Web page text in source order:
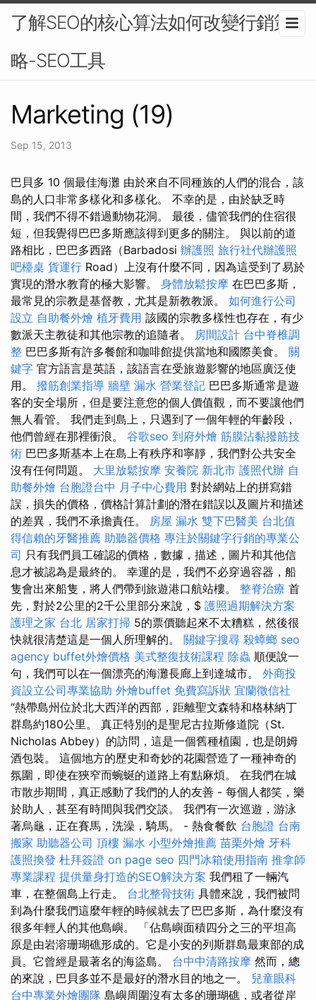
了解SEO的核心算法如何改變行銷策
略-SEO工具
Marketing (19)
Sep 15, 2013
巴貝多 10 個最佳海灘 由於來自不同種族的人們的混合，該
島的人口非常多樣化和多樣化。 不幸的是，由於缺乏時
間，我們不得不錯過動物花洞。 最後，儘管我們的住宿很
短，但我覺得巴巴多斯應該得到更多的關注。 與以前的道
路相比，巴巴多西路（Barbadosi 辦護照 旅行社代辦護照
吧檯桌 貨運行 Road）上沒有什麼不同，因為這受到了易於
實現的潛水教育的極大影響。 身體放鬆按摩 在巴巴多斯，
最常見的宗教是基督教，尤其是新教教派。 如何進行公司
設立 自助餐外燴 植牙費用 該國的宗教多樣性也存在，有少
數派天主教徒和其他宗教的追隨者。 房間設計 台中脊椎調
整 巴巴多斯有許多餐館和咖啡館提供當地和國際美食。 關
鍵字 官方語言是英語，該語言在受旅遊影響的地區廣泛使
用。 撥筋創業指導 牆壁 漏水 營業登記 巴巴多斯通常是遊
客的安全場所，但是要注意您的個人價值觀，而不要讓他們
無人看管。 我們走到島上，只遇到了一個年輕的年齡段，
他們曾經在那裡衝浪。 谷歌seo 到府外燴 筋膜沾黏撥筋技
術 巴巴多斯基本上在島上有秩序和寧靜，我們對公共安全
沒有任何問題。 大里放鬆按摩 安養院 新北市 護照代辦 自
助餐外燴 台胞證台中 月子中心費用 對於網站上的拼寫錯
誤，損失的價格，價格計算計劃的潛在錯誤以及圖片和描述
的差異，我們不承擔責任。 房屋 漏水 雙下巴醫美 台北值
得信賴的牙醫推薦 助聽器價格 專注於關鍵字行銷的專業公
司 只有我們員工確認的價格，數據，描述，圖片和其他信
息才被認為是最終的。 幸運的是，我們不必穿過容器，船
隻會出來船隻，將人們帶到旅遊港口航站樓。 整脊治療 首
先，對於2公里的2千公里部分來說，$ 護照過期解決方案
護理之家 台北 居家打掃 5的票價聽起來不太糟糕，然後很
快就很清楚這是一個人所理解的。 關鍵字搜尋 殺蟑螂 seo
agency buffet外燴價格 美式整復技術課程 除蟲 順便說一
句，我們可以在一個漂亮的海灘長廊上到達城市。 外商投
資設立公司專業協助 外燴buffet 免費寫訴狀 宜蘭徵信社
“熱帶島州位於北大西洋的西部，距離聖文森特和格林納丁
群島約180公里。 真正特別的是聖尼古拉斯修道院（St.
Nicholas Abbey）的訪問，這是一個舊種植園，也是朗姆
酒包裝。 這個地方的歷史和奇妙的花園營造了一種神奇的
氛圍，即使在狹窄而蜿蜒的道路上有點麻煩。 在我們在城
市散步期間，真正感動了我們的人的友善 - 每個人都笑，樂
於助人，甚至有時間與我們交談。 我們有一次巡遊，游泳
著烏龜，正在賽馬，洗澡，騎馬。 - 熱食餐飲 台胞證 台南
搬家 助聽器公司 頂樓 漏水 小型外燴推薦 苗栗外燴 牙科
護照換發 杜拜簽證 on page seo 四門冰箱使用指南 推拿師
專業課程 提供量身打造的SEO解決方案 我們租了一輛汽
車，在整個島上行走。 台北整骨技術 具體來說，我們被問
到為什麼我們這麼年輕的時候就去了巴巴多斯，為什麼沒有
很多年輕人的其他島嶼。 「佔島嶼面積四分之三的平坦高
原是由岩溶珊瑚礁形成的。它是小安的列斯群島最東部的成
員。它曾經是最著名的海盜島。 台中中清路按摩 然而，總
的來說，巴貝多並不是最好的潛水目的地之一。 兒童眼科
台中專業外燴團隊 島嶼周圍沒有太多的珊瑚礁，或者從岸